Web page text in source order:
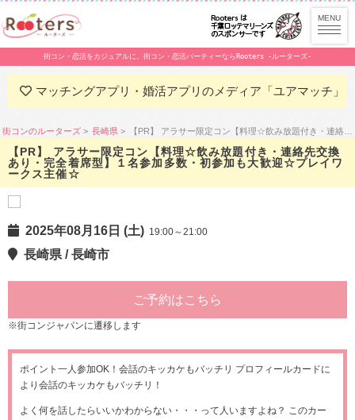
街コン・恋活をカジュアルに。街コン・恋活パーティーならRooters -ルーターズ-
マッチングアプリ・婚活アプリのメディア「ユアマッチ」
街コンのルーターズ 長崎県 【PR】 アラサー限定コン【料理☆飲み放題付き・連絡先交換あり・完全着席型】１名参加多数・初参加も大歓迎☆プレイワークス主催☆
【PR】 アラサー限定コン【料理☆飲み放題付き・連絡先交換
あり・完全着席型】１名参加多数・初参加も大歓迎☆プレイワ
ークス主催☆
2025年08月16日 (土) 19:00～21:00
長崎県 / 長崎市
ご予約はこちら
※街コンジャパンに遷移します
ポイント一人参加OK！会話のキッカケもバッチリ プロフィールカードに
より会話のキッカケもバッチリ！
よく何を話したらいいかわからない・・・って人いますよね？ このカー